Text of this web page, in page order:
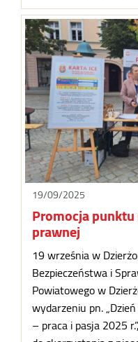
19/09/2025
Promocja
prawnej
19 września w
Bezpieczeństwa i
Powiatowego w
wydarzeniu pn.
– praca i pasja 2025